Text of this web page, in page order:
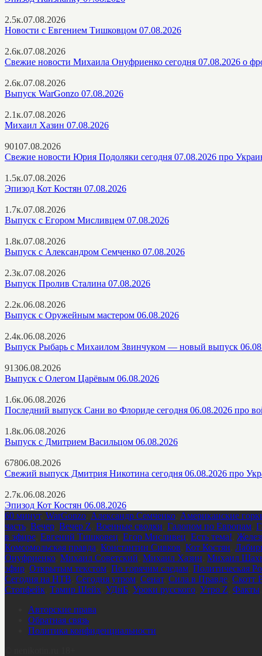
2.5к.07.08.2026
Новости с Евгением Тишковцом 07.08.2026
2.6к.07.08.2026
Свежие новости Михаила Онуфриенко сегодня 07.08.2026 о
2.6к.07.08.2026
Выпуск WarGonzo 07.08.2026
2.1к.07.08.2026
Михаил Хазин 07.08.2026
90107.08.2026
Свежие новости Юрия Подоляки сегодня 07.08.2026 про
1.5к.07.08.2026
Эпизод Кот Костян 07.08.2026
1.7к.07.08.2026
Выпуск с Егором Мисливцем 07.08.2026
1.8к.07.08.2026
Выпуск с Александром Семченко 07.08.2026
2.3к.07.08.2026
Выпуск Пролив Сталина 07.08.2026
2.2к.06.08.2026
Выпуск с Оружейным мастером 06.08.2026
2.4к.06.08.2026
Выпуск Рыбарь с Михаилом Звинчуком — новый выпуск
91306.08.2026
Выпуск с Олегом Царёвым 06.08.2026
1.6к.06.08.2026
Последний выпуск Сани во Флориде сегодня 06.08.2026 про
1.8к.06.08.2026
Выпуск с Дмитрием Васильцом 06.08.2026
67806.08.2026
Свежий выпуск Дмитрия Никотина сегодня 06.08.2026 про
2.7к.06.08.2026
Эпизод Кот Костян 06.08.2026
60 минут, WarGonzo Александр Семченко Американские
часть Вечер Вечер Z Военные сводки Галопом по Европам
в эфире Евгений Тишковец Егор Мисливец Есть тема!
Комсомольская правда Константин Сивков Кот Костян
Онуфриенко Михаил Советский Михаил Хазин Михаил
эфир Открытым текстом По горячим следам Политическая
Сегодня на НТВ Сегодня утром Сенат, Сила в Правде Скотт
Стопфейк Тамир Шейх УДнБ Уроки русского Утро Z Факты
Авторские права
Обратная связь
Политика конфиденциальности